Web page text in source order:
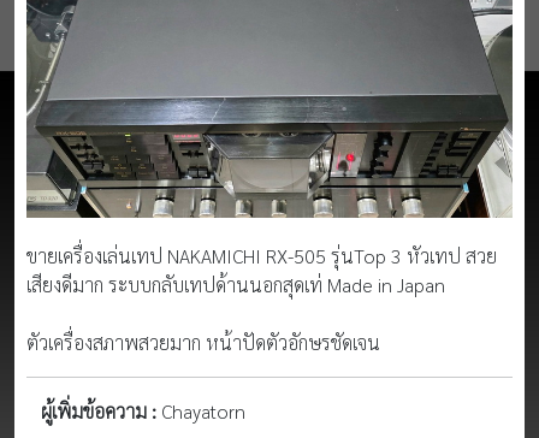
ขายเครื่องเล่นเทป NAKAMICHI RX-505 รุ่นTop 3 หัวเทป สวย
เสียงดีมาก ระบบกลับเทปด้านนอกสุดเท่ Made in Japan
ตัวเครื่องสภาพสวยมาก หน้าปัดตัวอักษรชัดเจน
ผู้เพิ่มข้อความ : Chayatorn